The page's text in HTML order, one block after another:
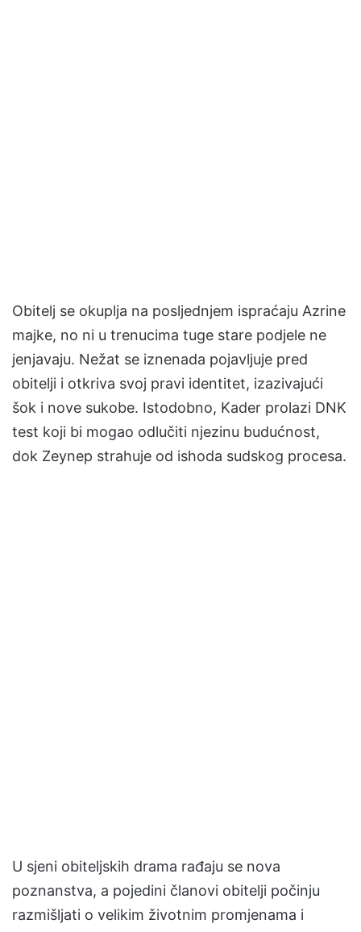
Obitelj se okuplja na posljednjem ispraćaju Azrine
majke, no ni u trenucima tuge stare podjele ne
jenjavaju. Nežat se iznenada pojavljuje pred
obitelji i otkriva svoj pravi identitet, izazivajući
šok i nove sukobe. Istodobno, Kader prolazi DNK
test koji bi mogao odlučiti njezinu budućnost,
dok Zeynep strahuje od ishoda sudskog procesa.
U sjeni obiteljskih drama rađaju se nova
poznanstva, a pojedini članovi obitelji počinju
razmišljati o velikim životnim promjenama i